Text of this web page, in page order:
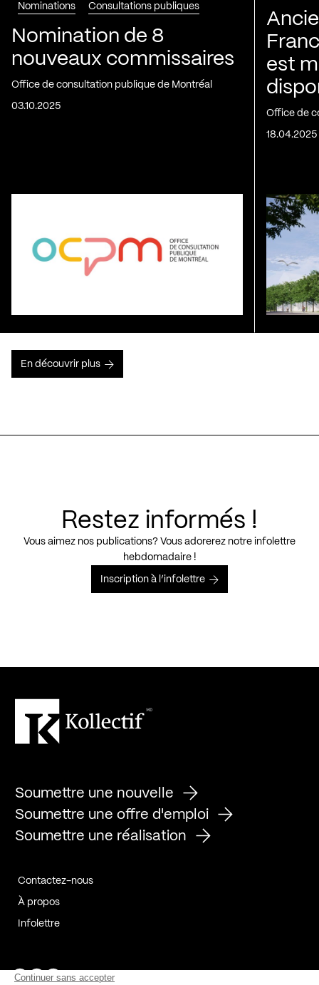
Nominations
Consultations publiques
Nomination de 8
nouveaux commissaires
Office de consultation publique de Montréal
03.10.2025
est
Office de
18.04.2025
En découvrir plus
Restez informés !
Vous aimez nos publications? Vous adorerez notre infolettre
hebdomadaire !
Inscription à l’infolettre
Soumettre une nouvelle
Soumettre une offre d'emploi
Soumettre une réalisation
Contactez-nous
À propos
Infolettre
Page Facebook de Kollectif
Page Instagram de Kollectif
Page Linkedin de Kollectif